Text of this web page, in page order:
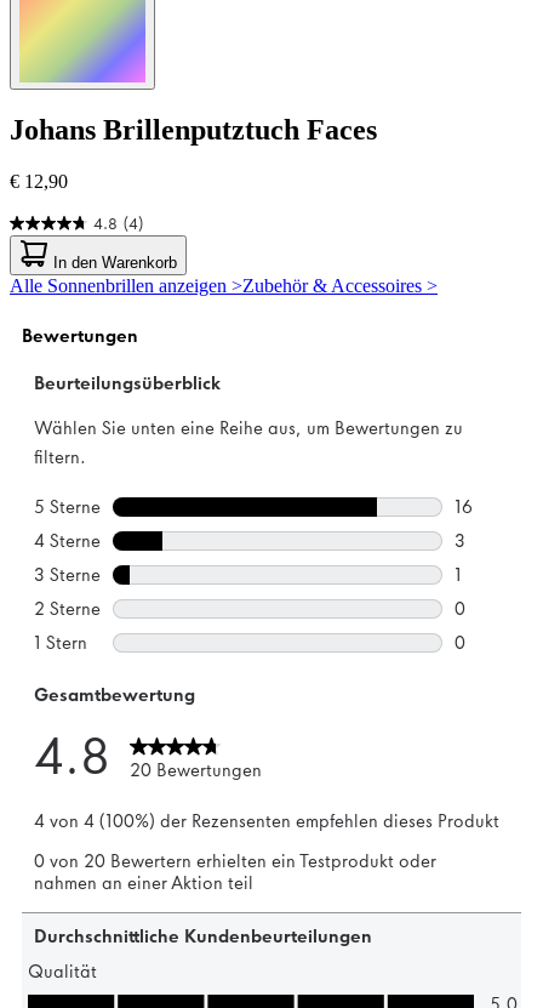
Johans Brillenputztuch Faces
€ 12,90
4.8 (4)
4.8
von
5
Sternen.
Bewertungen
In den Warenkorb
Alle Sonnenbrillen anzeigen >Zubehör & Accessoires >